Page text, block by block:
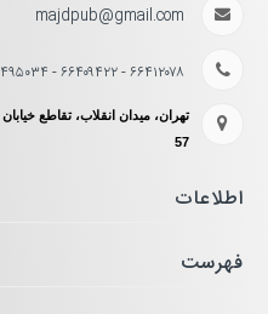
majdpub@gmail.com
۶۶۴۱۲۰۷۸ - ۶۶۴۰۹۴۲۲ - ۶۶۴۹۵۰۳۴
تهران، میدان انقلاب، تقاطع
57
اطلاعات
فهرست